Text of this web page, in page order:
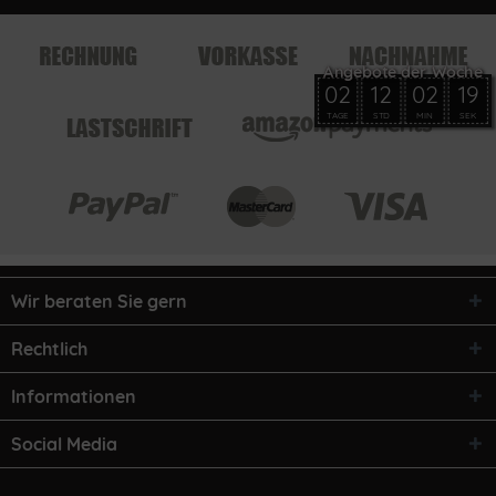
Wir beraten Sie gern
Rechtlich
Informationen
Social Media
02
TAGE
12
STD
02
MIN
19
SEK